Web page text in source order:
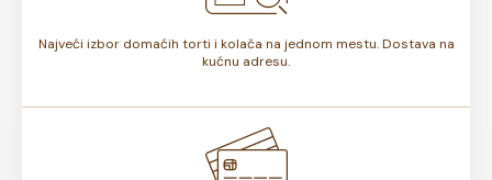
Najveći izbor domaćih torti i kolača na jednom mestu. Dostava na
kućnu adresu.